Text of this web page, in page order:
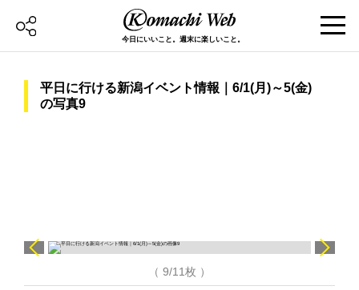
今日にいいこと。週末に楽しいこと。
平日に行ける新潟イベント情報｜6/1(月)～5(金)
の写真9
（ 9/11枚 ）